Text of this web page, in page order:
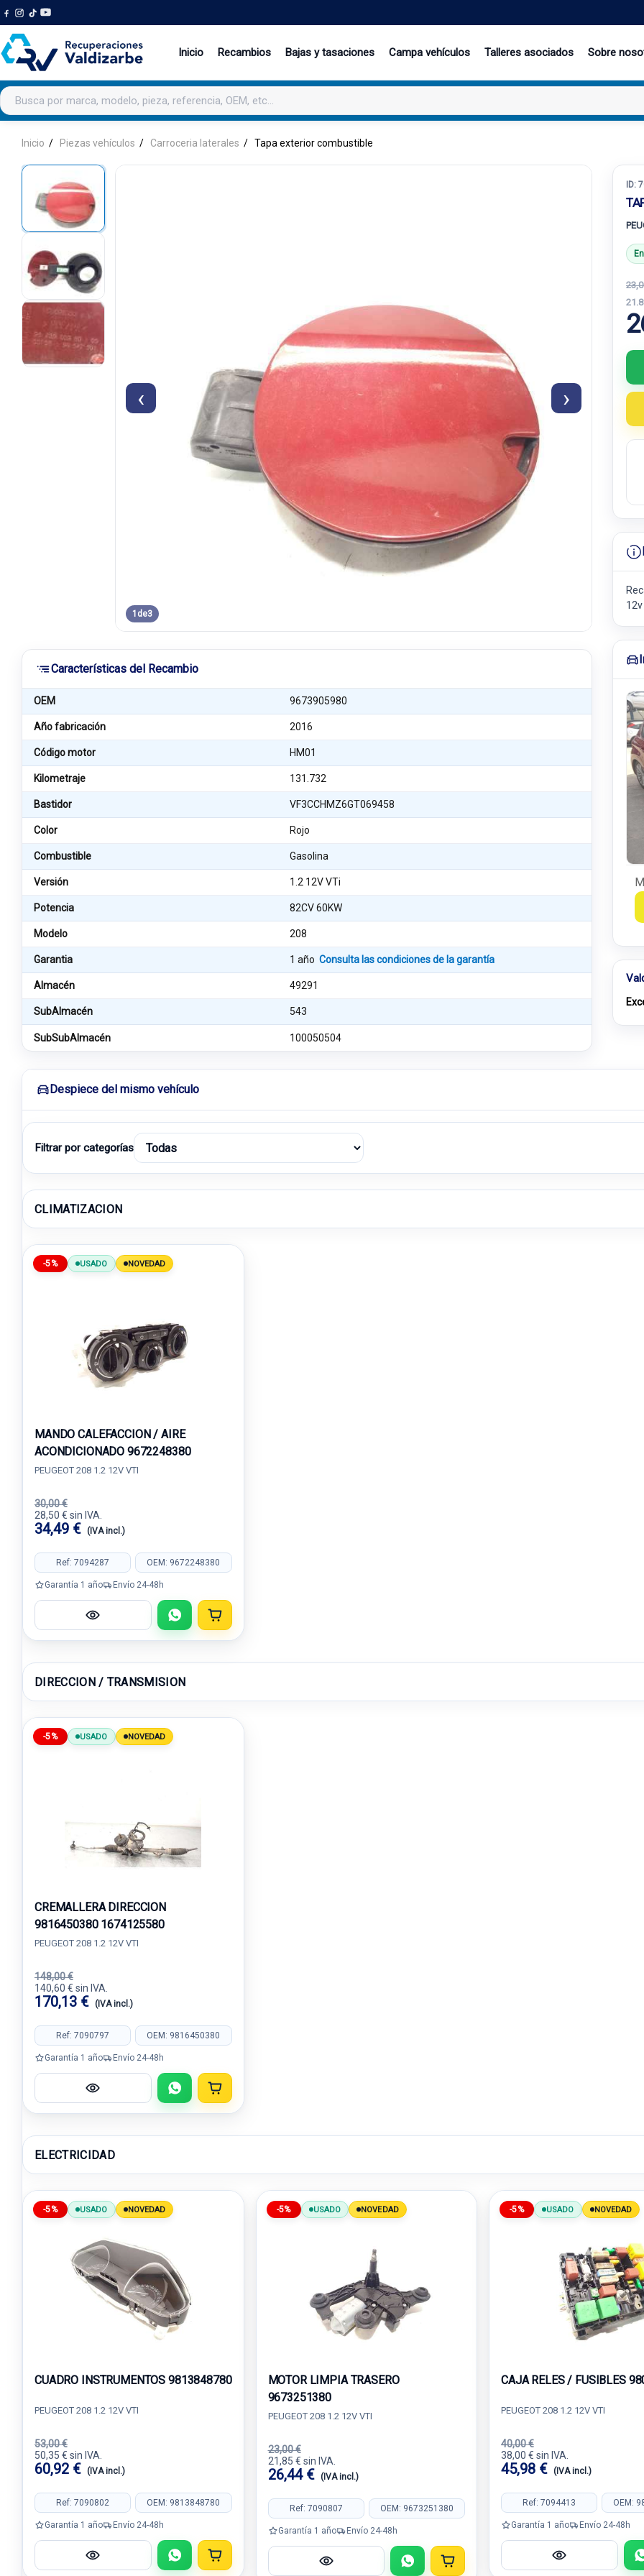
Inicio Recambios Bajas y tasaciones Campa vehículos Talleres asociados Sobre
Buscar productos
Inicio Piezas vehículos Carroceria laterales Tapa exterior combustible
‹ ›
1 de3
Características del Recambio
OEM 9673905980
Año fabricación 2016
Código motor HM01
Kilometraje 131.732
Bastidor VF3CCHMZ6GT069458
Color Rojo
Combustible Gasolina
Versión 1.2 12V VTi
Potencia 82CV 60KW
Modelo 208
Garantia 1 añoConsulta las condiciones de la garantía
Almacén 49291
SubAlmacén 543
SubSubAlmacén 100050504
ID:
Despiece del mismo vehículo
Filtrar por categorías
CLIMATIZACION
-5% USADO NOVEDAD
MANDO CALEFACCION / AIRE
ACONDICIONADO 9672248380
PEUGEOT 208 1.2 12V VTI
30,00 €
28,50 € sin IVA.
34,49 € (IVA incl.)
Ref: 7094287 OEM: 9672248380
Garantía 1 año Envío 24-48h
DIRECCION / TRANSMISION
-5% USADO NOVEDAD
CREMALLERA DIRECCION
9816450380 1674125580
PEUGEOT 208 1.2 12V VTI
148,00 €
140,60 € sin IVA.
170,13 € (IVA incl.)
Ref: 7090797 OEM: 9816450380
Garantía 1 año Envío 24-48h
ELECTRICIDAD
-5% USADO NOVEDAD
CUADRO INSTRUMENTOS 9813848780
PEUGEOT 208 1.2 12V VTI
53,00 €
50,35 € sin IVA.
60,92 € (IVA incl.)
Ref: 7090802 OEM: 9813848780
Garantía 1 año Envío 24-48h
-5% USADO NOVEDAD
MOTOR LIMPIA TRASERO
9673251380
PEUGEOT 208 1.2 12V VTI
23,00 €
21,85 € sin IVA.
26,44 € (IVA incl.)
Ref: 7090807 OEM: 9673251380
Garantía 1 año Envío 24-48h
-5% USADO NOVEDAD
CAJA RELES / FUSIBLES
PEUGEOT 208 1.2 12V VTI
40,00 €
38,00 € sin IVA.
45,98 € (IVA incl.)
Ref: 7094413 OEM:
Garantía 1 año Envío 24-48h